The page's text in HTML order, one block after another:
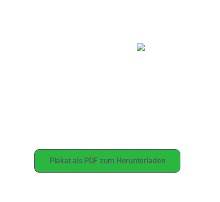
Plakat als PDF zum Herunterladen